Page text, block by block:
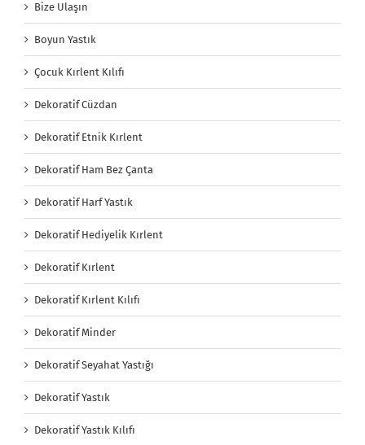
Bize Ulaşın
Boyun Yastık
Çocuk Kırlent Kılıfı
Dekoratif Cüzdan
Dekoratif Etnik Kırlent
Dekoratif Ham Bez Çanta
Dekoratif Harf Yastık
Dekoratif Hediyelik Kırlent
Dekoratif Kırlent
Dekoratif Kırlent Kılıfı
Dekoratif Minder
Dekoratif Seyahat Yastığı
Dekoratif Yastık
Dekoratif Yastık Kılıfı